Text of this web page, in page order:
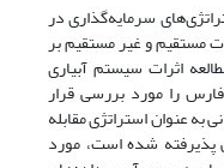
سرمایه‌گذاری در
مستقیم و غیر مستقیم بر
اثرات سیستم آبیاری
را مورد بررسی قرار
به عنوان استراتژی مقابله
شده است، مورد